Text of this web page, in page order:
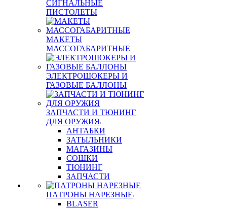
СИГНАЛЬНЫЕ
ПИСТОЛЕТЫ
МАКЕТЫ
МАССОГАБАРИТНЫЕ
ЭЛЕКТРОШОКЕРЫ И
ГАЗОВЫЕ БАЛЛОНЫ
ЗАПЧАСТИ И ТЮНИНГ
ДЛЯ ОРУЖИЯ
АНТАБКИ
ЗАТЫЛЬНИКИ
МАГАЗИНЫ
СОШКИ
ТЮНИНГ
ЗАПЧАСТИ
ПАТРОНЫ НАРЕЗНЫЕ
BLASER